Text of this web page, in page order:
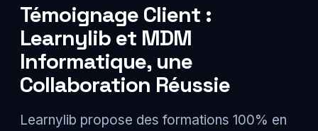
Témoignage Client :
Learnylib et MDM
Informatique, une
Collaboration Réussie
Learnylib propose des formations 100% en